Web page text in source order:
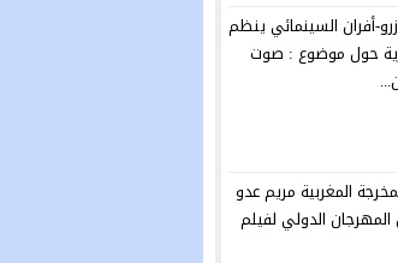
أفران السينمائي ينظم
حول موضوع : صوت
المغربية مريم عدو
الدولي لفيلم